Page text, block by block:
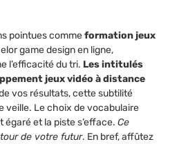
pointues commeformation jeux
game design en ligne,
l’efficacité du tri. Les intitulés
jeux vidéo à distance
vos résultats, cette subtilité
veille. Le choix de vocabulaire
égaré et la piste s’efface.Ce
de votre futur. En bref, affûtez